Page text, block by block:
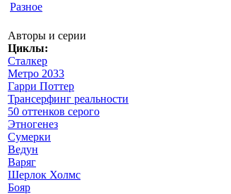
Разное
Авторы и серии
Циклы:
Сталкер
Метро 2033
Гарри Поттер
Трансерфинг реальности
50 оттенков серого
Этногенез
Сумерки
Ведун
Варяг
Шерлок Холмс
Бояр